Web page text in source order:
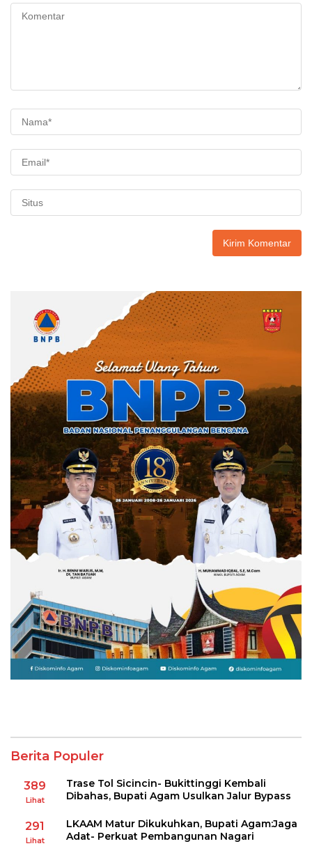
Berita Populer
389
Lihat
Trase Tol Sicincin- Bukittinggi Kembali
Dibahas, Bupati Agam Usulkan Jalur Bypass
291
Lihat
LKAAM Matur Dikukuhkan, Bupati Agam:Jaga
Adat- Perkuat Pembangunan Nagari